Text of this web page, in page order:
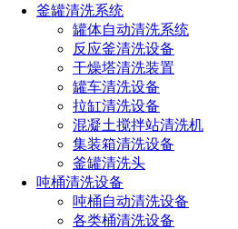
釜罐清洗系统
罐体自动清洗系统
反应釜清洗设备
干燥塔清洗装置
罐车清洗设备
拉缸清洗设备
混凝土搅拌站清洗机
集装箱清洗设备
釜罐清洗头
吨桶清洗设备
吨桶自动清洗设备
各类桶清洗设备
气水分离吹干段
热风干燥隧道（选配）
自动下桶装置（选配）
点击免费获取选型
如您对长原产品有采购或者其他任
或加微信沟通！电话：191-1929-